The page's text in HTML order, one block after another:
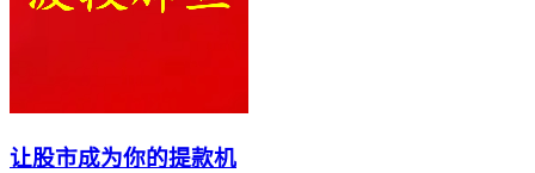
让股市成为你的提款机